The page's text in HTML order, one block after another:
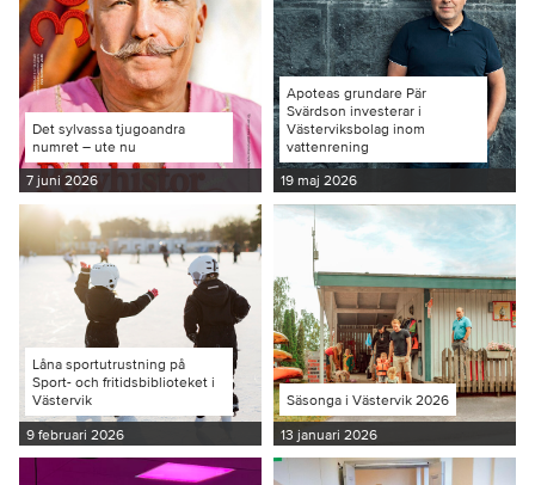
Det sylvassa tjugoandra
numret – ute nu
7 juni 2026
Apoteas grundare Pär
Svärdson investerar i
Västerviksbolag inom
vattenrening
19 maj 2026
Låna sportutrustning på
Sport- och fritidsbiblioteket i
Västervik
9 februari 2026
Säsonga i Västervik 2026
13 januari 2026